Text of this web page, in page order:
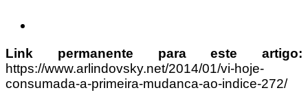
Link permanente para este artigo:
https://www.arlindovsky.net/2014/01/vi-hoje-
consumada-a-primeira-mudanca-ao-indice-272/